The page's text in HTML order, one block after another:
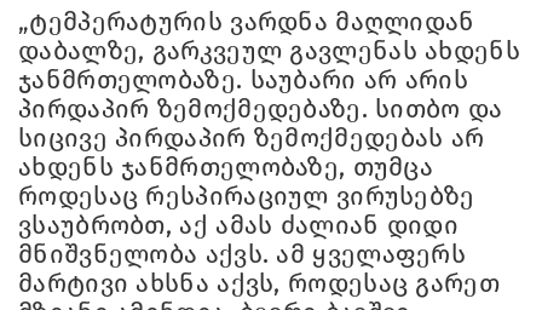
„ტემპერატურის ვარდნა მაღლიდან
დაბალზე, გარკვეულ გავლენას ახდენს
ჯანმრთელობაზე. საუბარი არ არის
პირდაპირ ზემოქმედებაზე. სითბო და
სიცივე პირდაპირ ზემოქმედებას არ
ახდენს ჯანმრთელობაზე, თუმცა
როდესაც რესპირაციულ ვირუსებზე
ვსაუბრობთ, აქ ამას ძალიან დიდი
მნიშვნელობა აქვს. ამ ყველაფერს
მარტივი ახსნა აქვს, როდესაც გარეთ